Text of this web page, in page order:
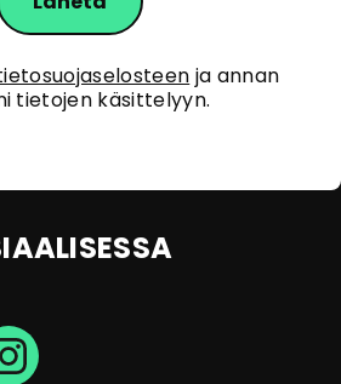
ja annan
tietojen käsittelyyn.